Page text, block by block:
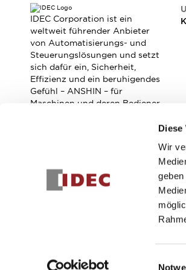
Diese
Wir
Sicherheitslösungen
IDEC-Sicherheitskonzept
Kollaborative Sicherheit (Sicherheit 2.0)
Sicherheitsrelevante Gesetze und
Sicherheitsausrüstung-Kurs
Entdecken Sie alles
Entdecken Sie alles
Software-Updates
IDEC Corporation ist ein
weltweit führender Anbieter
von Automatisierungs- und
Steuerungslösungen und setzt
sich dafür ein, Sicherheit,
Effizienz und ein beruhigendes
Gefühl – ANSHIN – für
Maschinen und deren Bediener
Abonnieren Sie unseren Newsletter!